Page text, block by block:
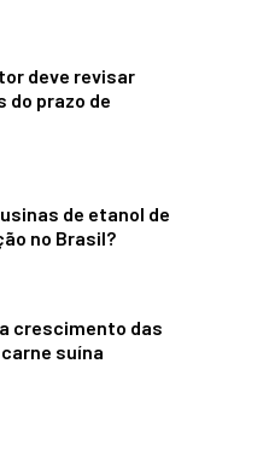
deve revisar
prazo de
de etanol de
no Brasil?
crescimento das
suína